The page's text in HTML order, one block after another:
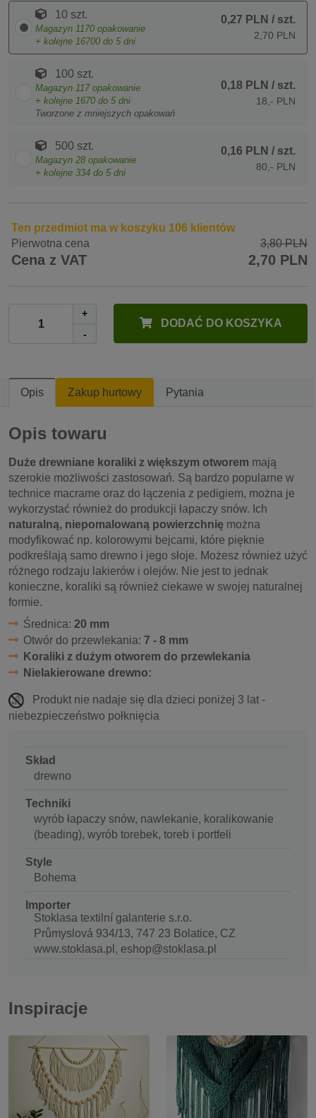
10 szt.
Magazyn 1170 opakowanie
+ kolejne 16700 do 5 dni
0,27 PLN / szt.
2,70 PLN
100 szt.
Magazyn 117 opakowanie
+ kolejne 1670 do 5 dni
Tworzone z mniejszych opakowań
0,18 PLN / szt.
18,- PLN
500 szt.
Magazyn 28 opakowanie
+ kolejne 334 do 5 dni
0,16 PLN / szt.
80,- PLN
Ten przedmiot ma w koszyku 106 klientów
Pierwotna cena
3,80 PLN
Cena z VAT 2,70 PLN
+
-
DODAĆ DO KOSZYKA
Opis Zakup hurtowy Pytania
Opis towaru
Duże drewniane koraliki z większym otworem mają
szerokie możliwości zastosowań. Są bardzo popularne w
technice macrame oraz do łączenia z pedigiem, można je
wykorzystać również do produkcji łapaczy snów. Ich
naturalną, niepomalowaną powierzchnię można
modyfikować np. kolorowymi bejcami, które pięknie
podkreślają samo drewno i jego słoje. Możesz również użyć
różnego rodzaju lakierów i olejów. Nie jest to jednak
konieczne, koraliki są również ciekawe w swojej naturalnej
formie.
Średnica: 20 mm
Otwór do przewlekania: 7 - 8 mm
Koraliki z dużym otworem do przewlekania
Nielakierowane drewno:
Produkt nie nadaje się dla dzieci poniżej 3 lat -
niebezpieczeństwo połknięcia
Skład
drewno
Techniki
wyrób łapaczy snów, nawlekanie, koralikowanie
(beading), wyrób torebek, toreb i portfeli
Style
Bohema
Importer
Stoklasa textilní galanterie s.r.o.
Průmyslová 934/13, 747 23 Bolatice, CZ
www.stoklasa.pl, eshop@stoklasa.pl
Inspiracje